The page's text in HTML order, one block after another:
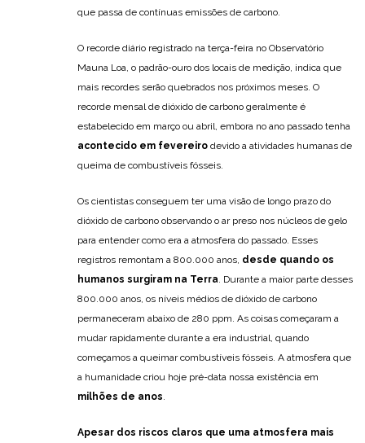
que passa de contínuas emissões de carbono.
O recorde diário registrado na terça-feira no Observatório
Mauna Loa, o padrão-ouro dos locais de medição, indica que
mais recordes serão quebrados nos próximos meses. O
recorde mensal de dióxido de carbono geralmente é
estabelecido em março ou abril, embora no ano passado tenha
acontecido em fevereiro devido a atividades humanas de
queima de combustíveis fósseis.
Os cientistas conseguem ter uma visão de longo prazo do
dióxido de carbono observando o ar preso nos núcleos de gelo
para entender como era a atmosfera do passado. Esses
registros remontam a 800.000 anos, desde quando os
humanos surgiram na Terra. Durante a maior parte desses
800.000 anos, os níveis médios de dióxido de carbono
permaneceram abaixo de 280 ppm. As coisas começaram a
mudar rapidamente durante a era industrial, quando
começamos a queimar combustíveis fósseis. A atmosfera que
a humanidade criou hoje pré-data nossa existência em
milhões de anos.
Apesar dos riscos claros que uma atmosfera mais